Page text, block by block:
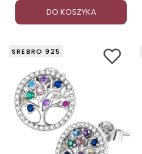
DO KOSZYKA
SREBRO 925